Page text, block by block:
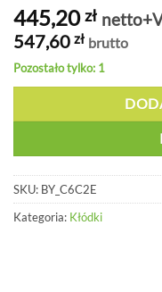
445,20zł
547,60 zł brutto
Pozostało tylko: 1
SKU: BY_C6C2E
Kategoria: Kłódki